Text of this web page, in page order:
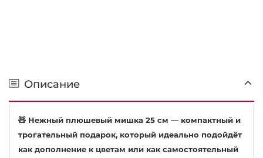
Описание
🧸 Нежный плюшевый мишка 25 см — компактный и
трогательный подарок, который идеально подойдёт
как дополнение к цветам или как самостоятельный